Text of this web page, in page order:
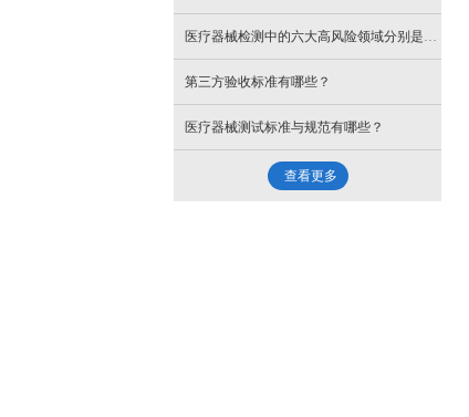
- 三门峡电动遮阳帘
- 周口电动遮阳帘
- 手动摇杆开窗器
- 齿条式开窗器
- 履约验收费用
- 推杆式开窗机
- 齿条开窗机
政府采购履约验收
舞台搭建验收
医疗器械检测中的六大高风险领域分别是什么？
第三方验收标准有哪些？
医疗器械测试标准与规范有哪些？
查看更多